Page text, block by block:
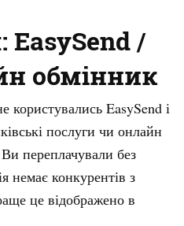
EasySend /
обмінник
EasySend і
послуги чи онлайн
переплачували без
немає конкурентів з
це відображено в